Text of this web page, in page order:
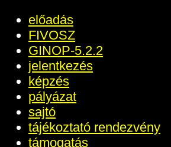
előadás
FIVOSZ
GINOP-5.2.2
jelentkezés
képzés
pályázat
sajtó
tájékoztató rendezvény
támogatás